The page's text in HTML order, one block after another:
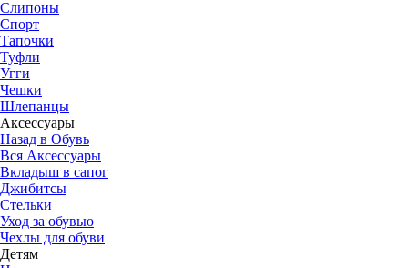
Слипоны
Спорт
Тапочки
Туфли
Угги
Чешки
Шлепанцы
Аксессуары
Назад в Обувь
Вся Аксессуары
Вкладыш в сапог
Джибитсы
Стельки
Уход за обувью
Чехлы для обуви
Детям